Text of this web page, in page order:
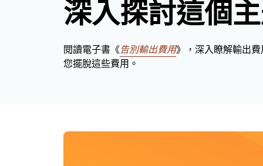
深入探討這個
閱讀電子書《告別輸出費用》，深入瞭解輸出
您擺脫這些費用。